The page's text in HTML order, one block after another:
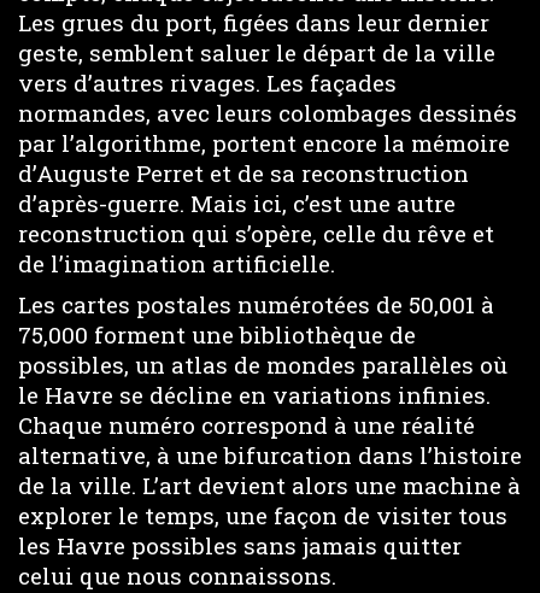
Les grues du port, figées dans leur dernier
geste, semblent saluer le départ de la ville
vers d’autres rivages. Les façades
normandes, avec leurs colombages dessinés
par l’algorithme, portent encore la mémoire
d’Auguste Perret et de sa reconstruction
d’après-guerre. Mais ici, c’est une autre
reconstruction qui s’opère, celle du rêve et
de l’imagination artificielle.
Les cartes postales numérotées de 50,001 à
75,000 forment une bibliothèque de
possibles, un atlas de mondes parallèles où
le Havre se décline en variations infinies.
Chaque numéro correspond à une réalité
alternative, à une bifurcation dans l’histoire
de la ville. L’art devient alors une machine à
explorer le temps, une façon de visiter tous
les Havre possibles sans jamais quitter
celui que nous connaissons.